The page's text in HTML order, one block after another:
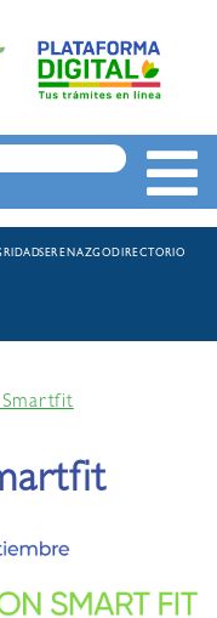
SERENAZGODIRECTORIO
Smartfit